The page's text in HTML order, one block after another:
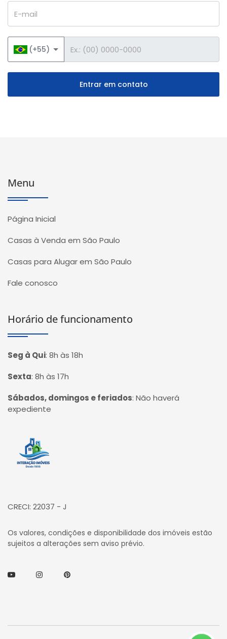
(+55)
Entrar em contato
Menu
Página Inicial
Casas à Venda em São Paulo
Casas para Alugar em São Paulo
Fale conosco
Horário de funcionamento
Seg à Qui: 8h às 18h
Sexta: 8h às 17h
Sábados, domingos e feriados: Não haverá
expediente
Página inicial
CRECI: 22037 - J
Os valores, condições e disponibilidade dos imóveis estão
sujeitos a alterações sem aviso prévio.
YoutubeInstagramPinterest